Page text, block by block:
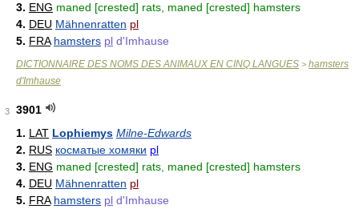
3. ENG maned [crested] rats, maned [crested] hamsters
4. DEU Mähnenratten pl
5. FRA hamsters pl d'Imhause
DICTIONNAIRE DES NOMS DES ANIMAUX EN CINQ LANGUES > hamsters
d'Imhause
3
3901
1. LAT Lophiemys Milne-Edwards
2. RUS косматые хомяки pl
3. ENG maned [crested] rats, maned [crested] hamsters
4. DEU Mähnenratten pl
5. FRA hamsters pl d'Imhause